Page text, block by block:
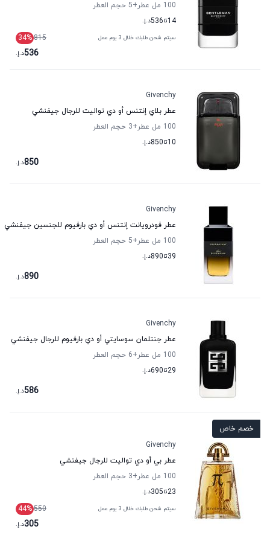
100 مل عطر
+5
حجم العطر
14تا536د.إ.
سيتم شحن طلبك خلال 3 يوم عمل 815
34%
536د.إ.
Givenchy
عطر بلاي إنتنس أو دي تواليت للرجال جيفنشي
100 مل عطر
+3
حجم العطر
10تا850د.إ.
850د.إ.
Givenchy
عطر فودرويانت إنتنس أو دي بارفيوم للجنسين جيفنشي
100 مل عطر
+5
حجم العطر
39تا890د.إ.
890د.إ.
Givenchy
عطر جنتلمان سوسايتي أو دي بارفيوم للرجال جيفنشي
100 مل عطر
+6
حجم العطر
29تا690د.إ.
586د.إ.
خصم خاص
Givenchy
عطر بي أو دي تواليت للرجال جيفنشي
100 مل عطر
+3
حجم العطر
23تا305د.إ.
سيتم شحن طلبك خلال 3 يوم عمل 550
44%
305د.إ.